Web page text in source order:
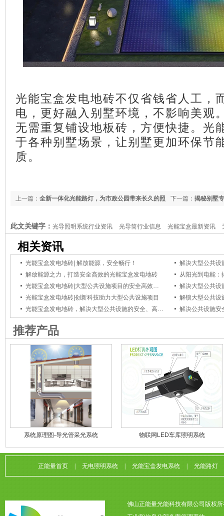
光能宝盒发电地砖不仅省钱省人工，
电，更好融入别墅环境，不影响美观
无需重复铺设地板砖，方便快捷。 光
于各种别墅场景，让别墅更加环保节
质。
下一篇： 揭秘别墅
上一篇： 全新一体化光能路灯，为市政公园带来长久的照
此文关键字： 光导照明系统行业资讯 光导筒行业信息 光能宝盒最新资讯
相关资讯
光能宝盒发电地砖| 解放能源，安全畅行！
解放能源之力，打造安全高效的光能宝盒发电地砖
光能宝盒发电地砖|大型公共设施项目的安全高效发电新选择
光能宝盒发电地砖|创新科技助力大型公共设施项目
光能宝盒发电地砖，解决大型公共设施的安全、高效发电和美观需求
解决公共设施安
推荐产品
系统原理图-导光管采光系统 物联网LED车库照明系统
正能量首页 无电照明系统 光能宝盒发电系统 光能路灯
佛山正能量光能科技有限公司版权